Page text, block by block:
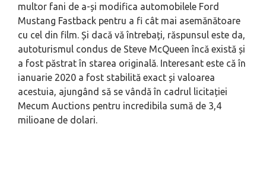
multor fani de a-și modifica automobilele Ford
Mustang Fastback pentru a fi cât mai asemănătoare
cu cel din film. Și dacă vă întrebați, răspunsul este da,
autoturismul condus de Steve McQueen încă există și
a fost păstrat în starea originală. Interesant este că în
ianuarie 2020 a fost stabilită exact și valoarea
acestuia, ajungând să se vândă în cadrul licitației
Mecum Auctions pentru incredibila sumă de 3,4
milioane de dolari.